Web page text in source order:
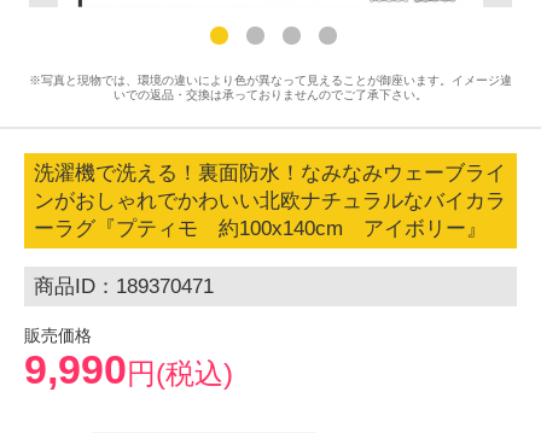
※写真と現物では、環境の違いにより色が異なって見えることが御座います。イメージ違
いでの返品・交換は承っておりませんのでご了承下さい。
洗濯機で洗える！裏面防水！なみなみウェーブライ
ンがおしゃれでかわいい北欧ナチュラルなバイカラ
ーラグ『プティモ 約100x140cm アイボリー』
商品ID：189370471
販売価格
9,990円(税込)